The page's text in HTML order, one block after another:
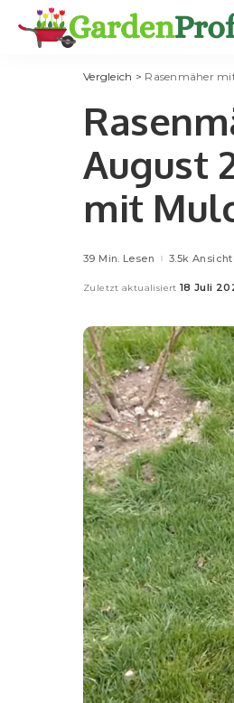
Vergleich > Rasenmäher
August
mit
39 Min. Lesen 3.5k
Zuletzt aktualisiert 18 Juli